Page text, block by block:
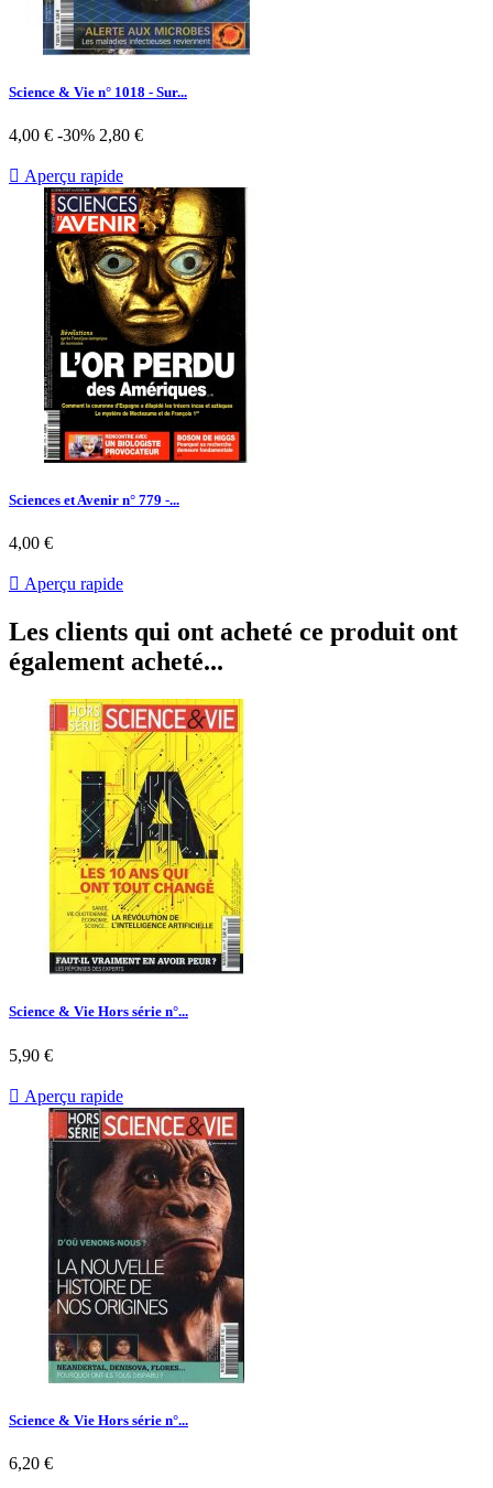
Science & Vie n° 1018 - Sur...
Prix
base
4,00 € -30% Prix
2,80 €
 Aperçu rapide
Sciences et Avenir n° 779 -...
Prix
4,00 €
 Aperçu rapide
Les clients qui ont acheté ce produit ont
également acheté...
Science & Vie Hors série n°...
Prix
5,90 €
 Aperçu rapide
Science & Vie Hors série n°...
Prix
6,20 €